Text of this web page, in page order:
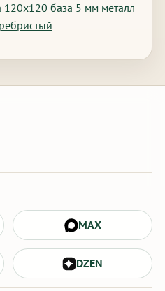
120х120 база 5 мм металл
MAX
DZEN